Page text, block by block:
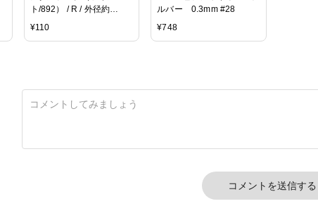
ト/892） / R / 外径約
10mm / 5pcs
¥110
ルバー 0.3mm #28
¥748
コメントを送信する